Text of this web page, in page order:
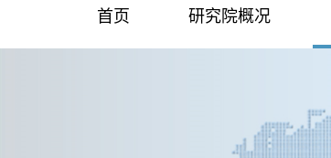
首页 研究院概况